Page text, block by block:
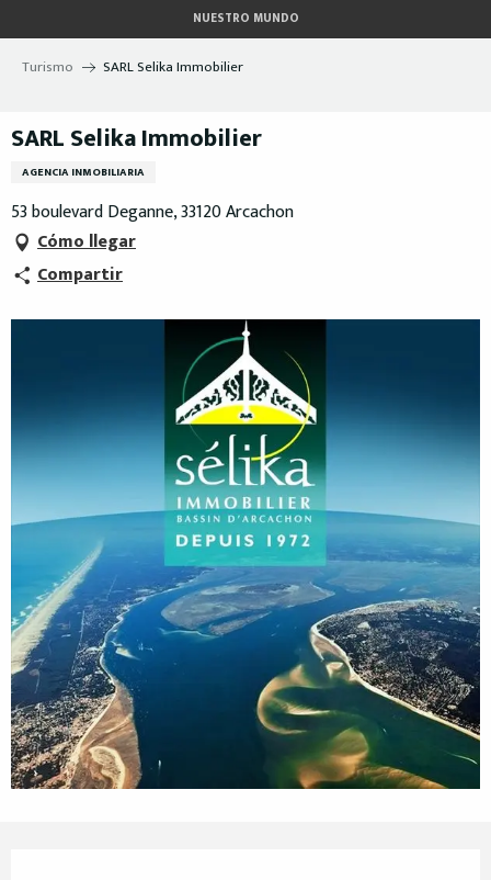
au
contenu
NUESTRO MUNDO
Turismo SARL Selika Immobilier
SARL Selika Immobilier
AGENCIA INMOBILIARIA
53 boulevard Deganne, 33120 Arcachon
Cómo llegar
Compartir